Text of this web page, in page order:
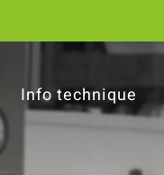
Info technique